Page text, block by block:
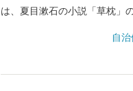
は、夏目漱石の小説「草枕」
に登録された菊池川流域産の
自